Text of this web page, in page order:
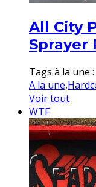
All City
Sprayer
Tags à la une :
A la une,
Voir tout
WTF